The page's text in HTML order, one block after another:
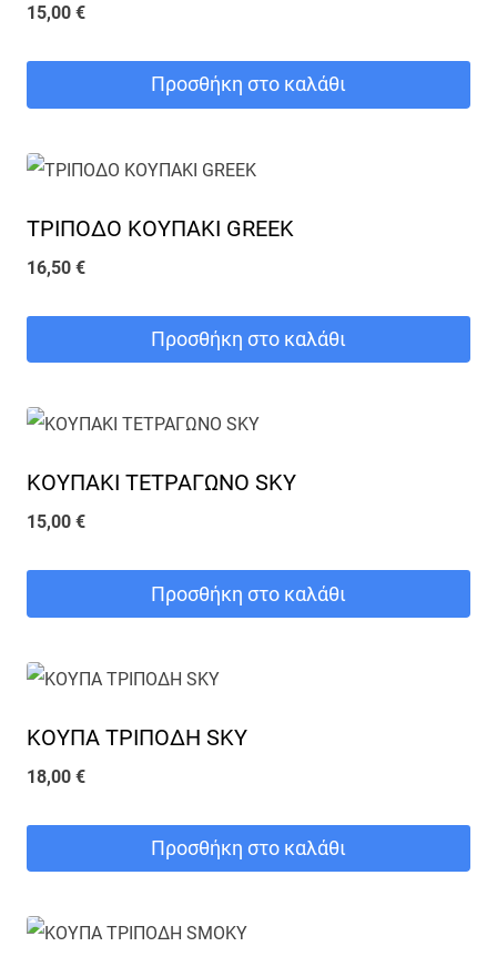
15,00 €
Προσθήκη στο καλάθι
ΤΡΙΠΟΔΟ ΚΟΥΠΑΚΙ GREEK
16,50 €
Προσθήκη στο καλάθι
ΚΟΥΠΑΚΙ ΤΕΤΡΑΓΩΝΟ SKY
15,00 €
Προσθήκη στο καλάθι
ΚΟΥΠΑ ΤΡΙΠΟΔΗ SKY
18,00 €
Προσθήκη στο καλάθι